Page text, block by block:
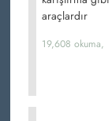
araçlardır
19,608 okuma,